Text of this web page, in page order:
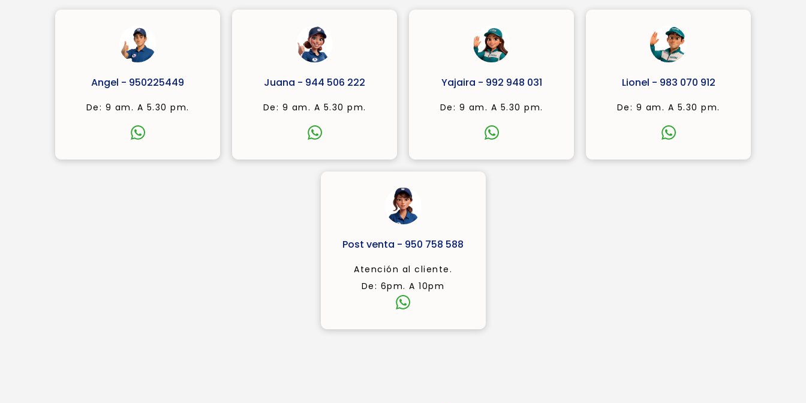
Angel - 950225449
De: 9 am. A 5.30 pm.
Juana - 944 506 222
De: 9 am. A 5.30 pm.
Yajaira - 992 948 031
De: 9 am. A 5.30 pm.
Lionel - 983 070 912
De: 9 am. A 5.30 pm.
Post venta - 950 758 588
Atención al cliente.
De: 6pm. A 10pm